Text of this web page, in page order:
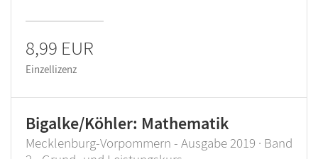
8,99 EUR
Einzellizenz
Bigalke/Köhler: Mathematik
Mecklenburg-Vorpommern - Ausgabe 2019 · Band